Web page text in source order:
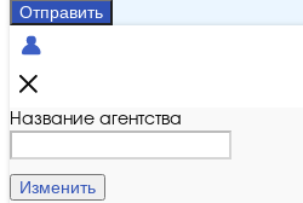
Отправить
Название агентства
Изменить